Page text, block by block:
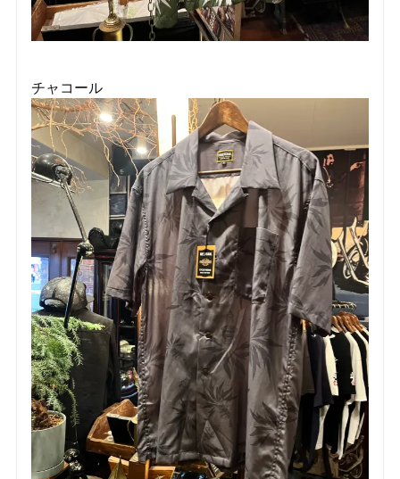
チャコール